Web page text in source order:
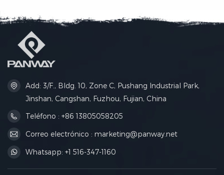
especialmente diseñada
para niños. Incluye una
bolsa para el almuerzo
portátil para guardar la
merienda y la comida, ideal
para alumnos de primaria.
practicidad diaria, perfecto
Add: 3/F., Bldg. 10, Zone C, Pushang Industrial Park,
Jinshan, Cangshan, Fuzhou, Fujian, China
Teléfono : +86 13805058205
Correo electrónico : marketing@panway.net
Whatsapp: +1 516-347-1160